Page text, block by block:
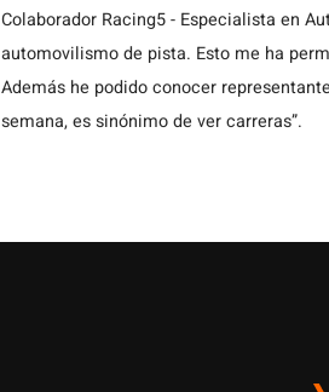
Colaborador Racing5 - Especialista en
automovilismo de pista. Esto me ha
Además he podido conocer
semana, es sinónimo de ver carreras”.